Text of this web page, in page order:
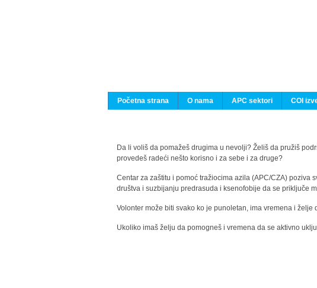
Početna strana
O nama APC sektori COI
Da li voliš da pomažeš drugima u nevolji? Želiš da pružiš
provedeš radeći nešto korisno i za sebe i za druge?
Centar za zaštitu i pomoć tražiocima azila (APC/CZA)
društva i suzbijanju predrasuda i ksenofobije da se priključe
Volonter može biti svako ko je punoletan, ima vremena i
Ukoliko imaš želju da pomogneš i vremena da se aktivno